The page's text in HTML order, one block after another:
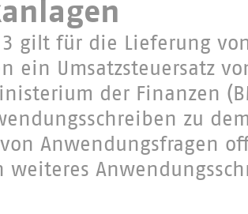
gilt für die Lieferung
ein Umsatzsteuersatz
der Finanzen
zu
Anwendungsfragen
weiteres